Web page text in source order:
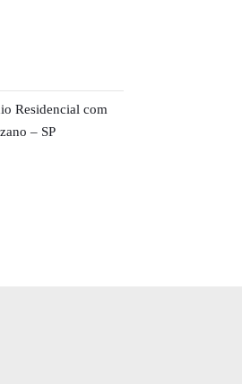
Residencial com
– SP